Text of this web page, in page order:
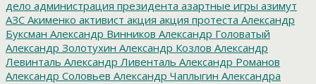
дело администрация президента азартные игры азимут
АЗС Акименко активист акция акция протеста Александр
Буксман Александр Винников Александр Головатый
Александр Золотухин Александр Козлов Александр
Левинталь Александр Ливенталь Александр Романов
Александр Соловьев Александр Чаплыгин Александра